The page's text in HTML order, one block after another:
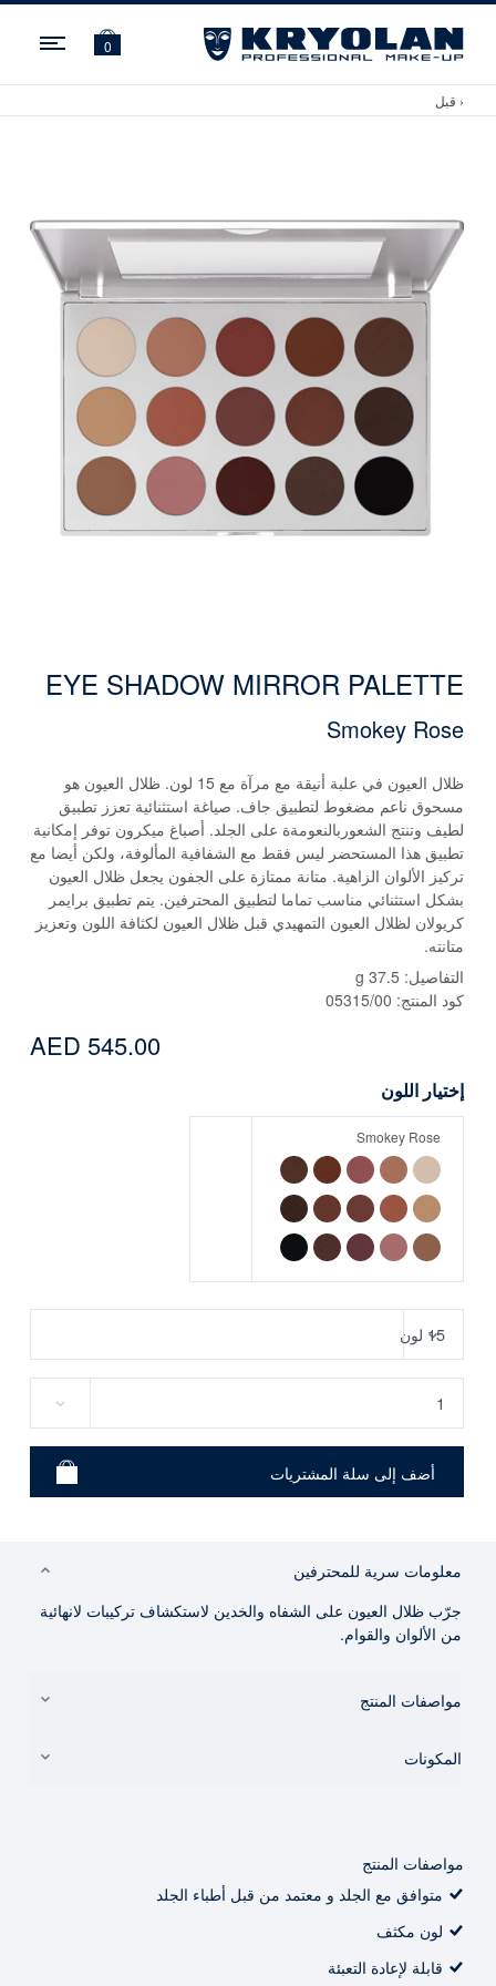
0
‹ قبل
EYE SHADOW MIRROR PALETTE
Smokey Rose
ظلال العيون في علبة أنيقة مع مرآة مع 15 لون. ظلال العيون هو
مسحوق ناعم مضغوط لتطبيق جاف. صياغة استثنائية تعزز تطبيق
لطيف وتنتج الشعوربالنعومةة على الجلد. أصباغ ميكرون توفر إمكانية
تطبيق هذا المستحضر ليس فقط مع الشفافية المألوفة، ولكن أيضا مع
تركيز الألوان الزاهية. متانة ممتازة على الجفون يجعل ظلال العيون
بشكل استثنائي مناسب تماما لتطبيق المحترفين. يتم تطبيق برايمر
كريولان لظلال العيون التمهيدي قبل ظلال العيون لكثافة اللون وتعزيز
متانته.
التفاصيل: 37.5 g
كود المنتج: 05315/00
AED 545.00
إختيار اللون
Smokey Rose
معلومات سرية للمحترفين
جرّب ظلال العيون على الشفاه والخدين لاستكشاف تركيبات لانهائية
من الألوان والقوام.
مواصفات المنتج
المكونات
مواصفات المنتج
متوافق مع الجلد و معتمد من قبل أطباء الجلد
لون مكثف
قابلة لإعادة التعبئة